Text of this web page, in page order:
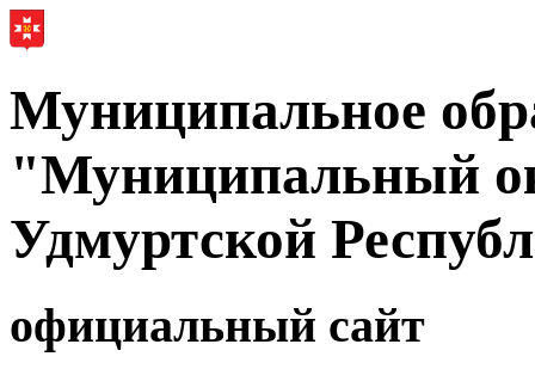
Муниципальное
"Муниципальный
Удмуртской
официальный сайт